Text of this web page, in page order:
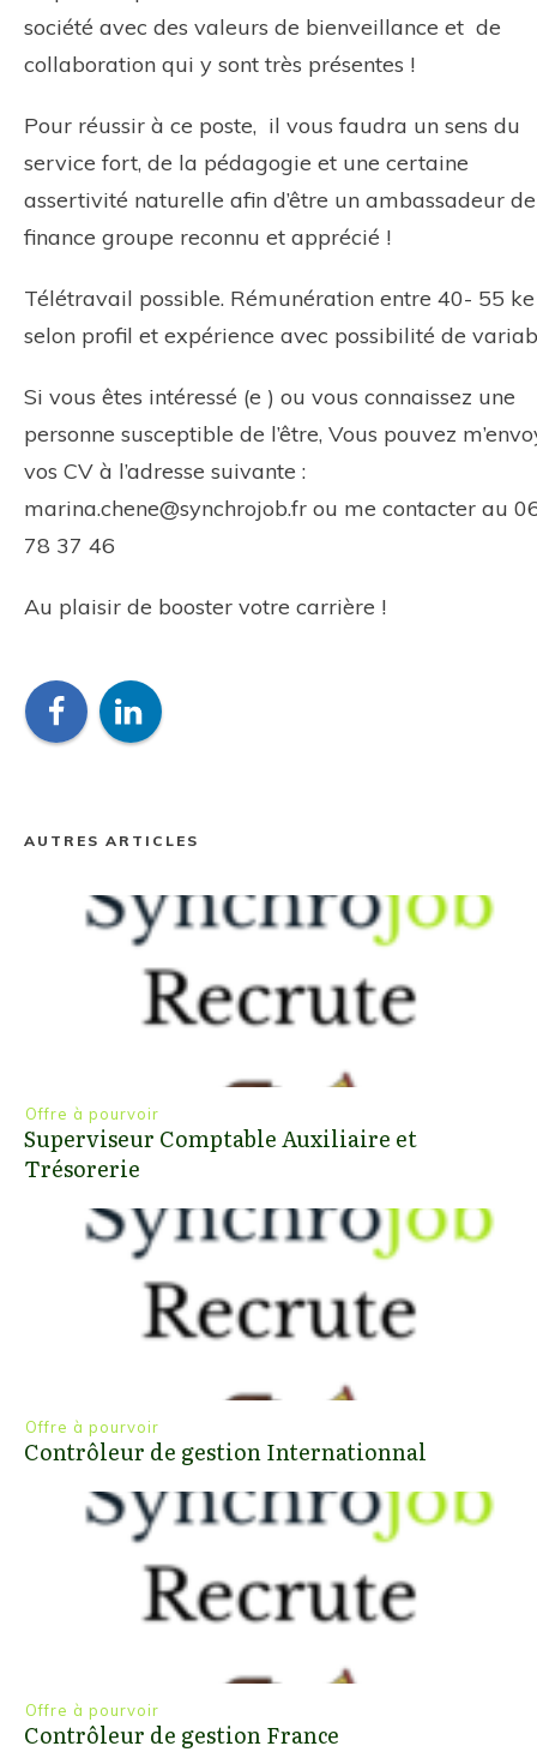
société avec des valeurs de bienveillance et de
collaboration qui y sont très présentes !
Pour réussir à ce poste, il vous faudra un sens du
service fort, de la pédagogie et une certaine
assertivité naturelle afin d’être un ambassadeur
finance groupe reconnu et apprécié !
Télétravail possible. Rémunération entre 40- 55 ke
selon profil et expérience avec possibilité de
Si vous êtes intéressé (e ) ou vous connaissez une
personne susceptible de l’être, Vous pouvez
vos CV à l’adresse suivante :
marina.chene@synchrojob.fr ou me contacter au
78 37 46
Au plaisir de booster votre carrière !
AUTRES ARTICLES
Offre à pourvoir
Superviseur Comptable Auxiliaire et
Trésorerie
Offre à pourvoir
Contrôleur de gestion Internationnal
Offre à pourvoir
Contrôleur de gestion France